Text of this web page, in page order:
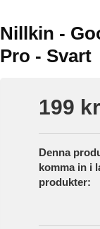
Nillkin -
Pro - Svart
199 kr
Denna
komma in i
produkter: